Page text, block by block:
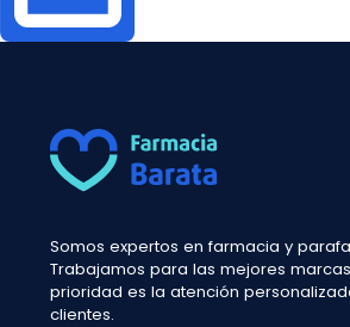
Somos expertos en farmacia y
Trabajamos para las mejores
prioridad es la atención
clientes.